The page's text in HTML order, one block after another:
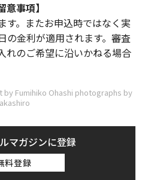
意事項】
す。またお申込時ではなく実
の金利が適用されます。審査
れのご希望に沿いかねる場合
Fumihiko Ohashi photographs by
マガジンに登録
料登録